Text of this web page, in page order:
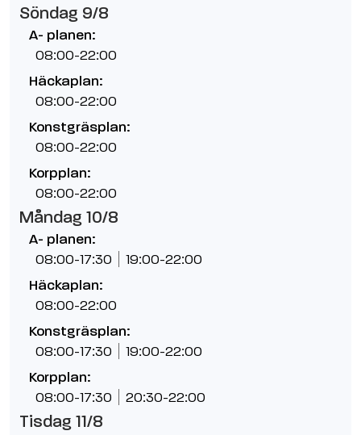
Söndag 9/8
A- planen:
08:00-22:00
Häckaplan:
08:00-22:00
Konstgräsplan:
08:00-22:00
Korpplan:
08:00-22:00
Måndag 10/8
A- planen:
08:00-17:30 19:00-22:00
Häckaplan:
08:00-22:00
Konstgräsplan:
08:00-17:30 19:00-22:00
Korpplan:
08:00-17:30 20:30-22:00
Tisdag 11/8